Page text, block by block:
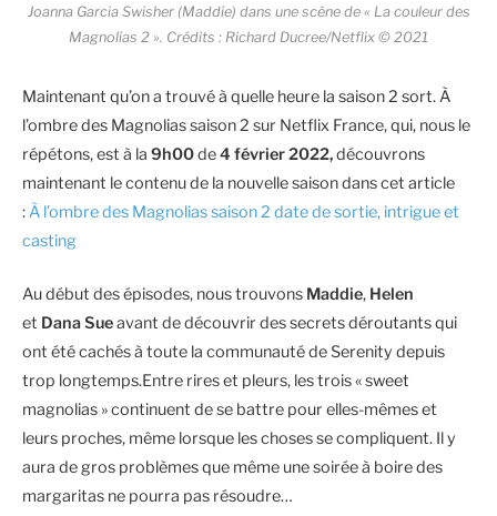
Joanna Garcia Swisher (Maddie) dans une scène de « La couleur des
Magnolias 2 ». Crédits : Richard Ducree/Netflix © 2021
Maintenant qu’on a trouvé à quelle heure la saison 2 sort. À
l’ombre des Magnolias saison 2 sur Netflix France, qui, nous le
répétons, est à la 9h00de4 février 2022,découvrons
maintenant le contenu de la nouvelle saison dans cet article
:À l’ombre des Magnolias saison 2 date de sortie, intrigue et
casting
Au début des épisodes, nous trouvons Maddie, Helen
et Dana Sueavant de découvrir des secrets déroutants qui
ont été cachés à toute la communauté de Serenity depuis
trop longtemps.Entre rires et pleurs, les trois « sweet
magnolias » continuent de se battre pour elles-mêmes et
leurs proches, même lorsque les choses se compliquent. Il y
aura de gros problèmes que même une soirée à boire des
margaritas ne pourra pas résoudre…